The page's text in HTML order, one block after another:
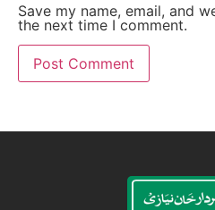
Save my name, email, and
the next time I comment.